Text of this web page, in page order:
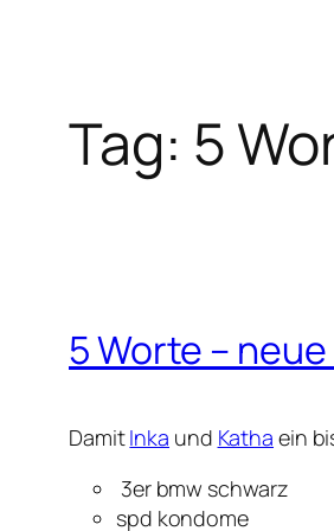
Tag: 5
5 Worte –
DamitInka und Katha ein
3er bmw schwarz
spd kondome